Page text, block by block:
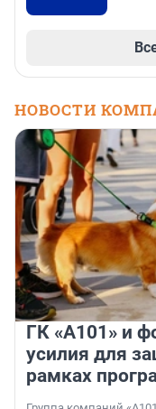
НОВОСТИ
ГК «А101» и
усилия для
рамках